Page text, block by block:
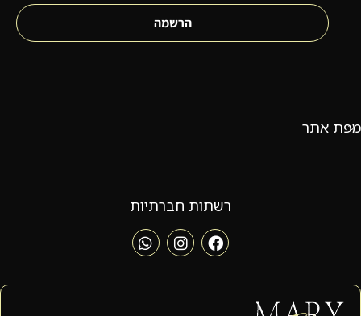
הרשמה
מפת אתר
רשתות חברתיות